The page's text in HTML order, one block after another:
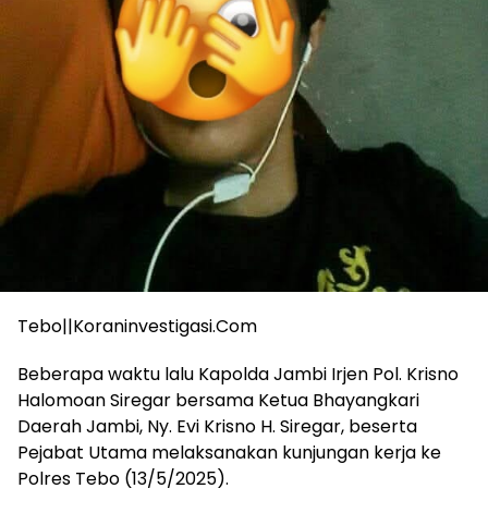
Tebo||Koraninvestigasi.Com
Beberapa waktu lalu Kapolda Jambi Irjen Pol. Krisno
Halomoan Siregar bersama Ketua Bhayangkari
Daerah Jambi, Ny. Evi Krisno H. Siregar, beserta
Pejabat Utama melaksanakan kunjungan kerja ke
Polres Tebo (13/5/2025).